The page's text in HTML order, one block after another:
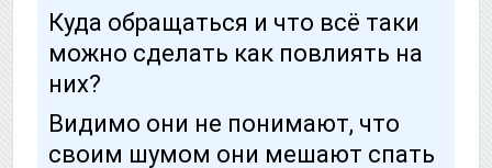
Куда обращаться и что всё таки
можно сделать как повлиять на
них?
Видимо они не понимают, что
своим шумом они мешают спать